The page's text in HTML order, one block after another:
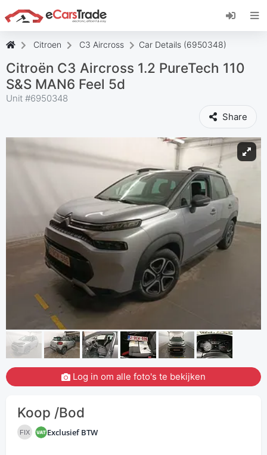
Install eCarsTrade web app, add it to your
Home Screen and receive instant updates.
Install
Annuleer
Citroen C3 Aircross Car Details (6950348)
Citroën C3 Aircross 1.2 PureTech 110
S&S MAN6 Feel 5d
Unit #6950348
Share
Log in om alle foto's te bekijken
Koop /Bod
FIX Exclusief BTW